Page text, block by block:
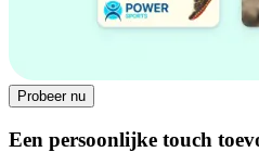
Probeer nu
Een persoonlijke touch